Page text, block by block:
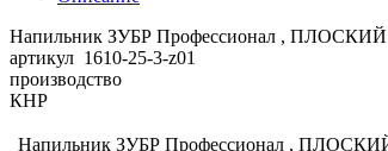
Напильник ЗУБР Профессионал ,
артикул 1610-25-3-z01
производство
КНР
Напильник ЗУБР Профессионал ,